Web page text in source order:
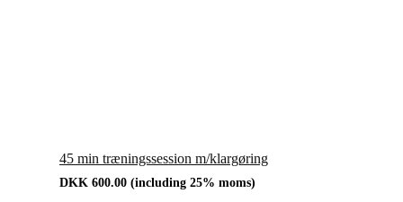
45 min træningssession m/klargøring
DKK 600.00 (including 25% moms)